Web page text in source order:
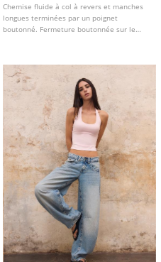
Chemise fluide à col à revers et manches
longues terminées par un poignet
boutonné. Fermeture boutonnée sur le